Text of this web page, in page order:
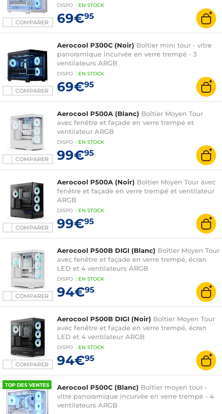
COMPARER
DISPO : EN STOCK
69€95
COMPARER
Aerocool P300C (Noir) Boîtier mini tour - vitre
panoramique incurvée en verre trempé - 3
ventilateurs ARGB
DISPO : EN STOCK
69€95
COMPARER
Aerocool P500A (Blanc) Boîtier Moyen Tour
avec fenêtre et façade en verre trempé et
ventilateur ARGB
DISPO : EN STOCK
99€95
COMPARER
Aerocool P500A (Noir) Boîtier Moyen Tour avec
fenêtre et façade en verre trempé et ventilateur
ARGB
DISPO : EN STOCK
99€95
COMPARER
Aerocool P500B DIGI (Blanc) Boîtier Moyen Tour
avec fenêtre et façade en verre trempé, écran
LED et 4 ventilateurs ARGB
DISPO : EN STOCK
94€95
COMPARER
Aerocool P500B DIGI (Noir) Boîtier Moyen Tour
avec fenêtre et façade en verre trempé, écran
LED et 4 ventilateur ARGB
DISPO : EN STOCK
94€95
TOP DES VENTES Aerocool P500C (Blanc) Boîtier moyen tour -
vitre panoramique incurvée en verre trempé - 4
ventilateurs ARGB